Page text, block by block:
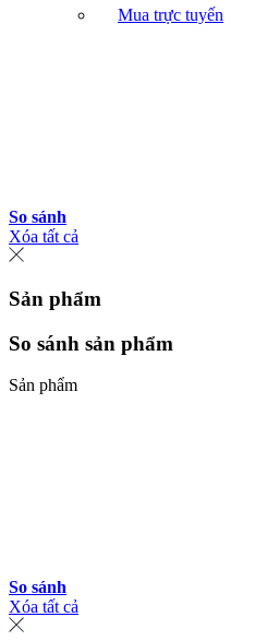
Mua trực tuyến
So sánh
Xóa tất cả
Sản phẩm
So sánh sản phẩm
Sản phẩm
So sánh
Xóa tất cả